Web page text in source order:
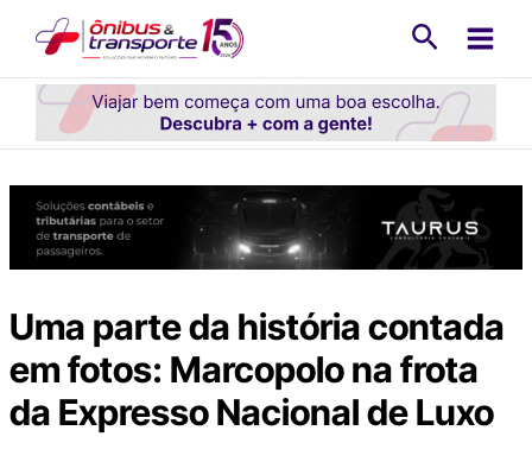
conteúdo
Uma parte da história contada
em fotos: Marcopolo na frota
da Expresso Nacional de Luxo